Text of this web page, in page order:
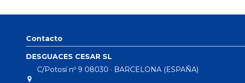
Contacto
DESGUACES CESAR SL
C/Potosí nº 9 08030 · BARCELONA (ESPAÑA)